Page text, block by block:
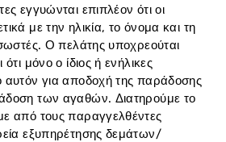
εγγυώνται επιπλέον ότι οι
με την ηλικία, το όνομα και τη
Ο πελάτης υποχρεούται
μόνο ο ίδιος ή ενήλικες
αυτόν για αποδοχή της παράδοσης
των αγαθών. Διατηρούμε το
από τους παραγγελθέντες
εξυπηρέτησης δεμάτων/